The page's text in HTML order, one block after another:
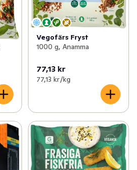
Vegofärs Fryst
1000 g, Anamma
77,13 kr
77,13 kr /kg